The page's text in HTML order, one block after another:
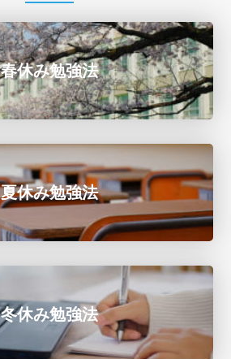
春休み勉強法
夏休み勉強法
冬休み勉強法